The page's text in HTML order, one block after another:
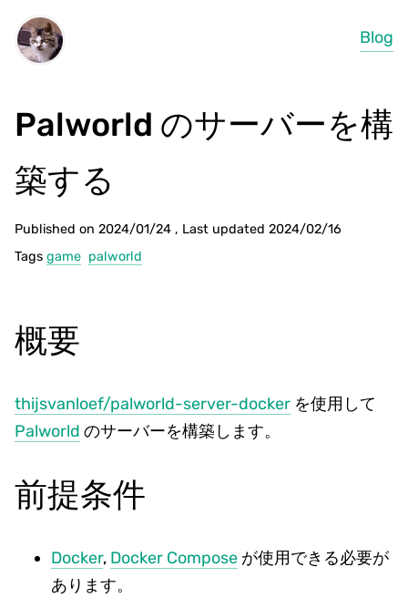
Blog
Palworld のサーバーを構
築する
Published on 2024/01/24 , Last updated 2024/02/16
Tags game palworld
概要
thijsvanloef/palworld-server-docker を使用して
Palworld のサーバーを構築します。
前提条件
Docker, Docker Compose が使用できる必要が
あります。